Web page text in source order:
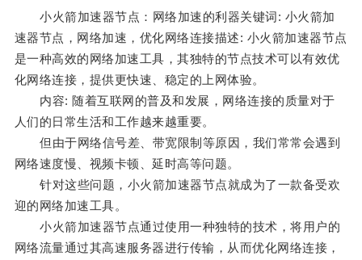
小火箭加速器节点：网络加速的利器关键词: 小火箭加
速器节点，网络加速，优化网络连接描述: 小火箭加速器节点
是一种高效的网络加速工具，其独特的节点技术可以有效优
化网络连接，提供更快速、稳定的上网体验。
内容: 随着互联网的普及和发展，网络连接的质量对于
人们的日常生活和工作越来越重要。
但由于网络信号差、带宽限制等原因，我们常常会遇到
网络速度慢、视频卡顿、延时高等问题。
针对这些问题，小火箭加速器节点就成为了一款备受欢
迎的网络加速工具。
小火箭加速器节点通过使用一种独特的技术，将用户的
网络流量通过其高速服务器进行传输，从而优化网络连接，